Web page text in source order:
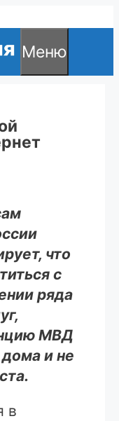
Меню
что
с
ряда
МВД
и не
в